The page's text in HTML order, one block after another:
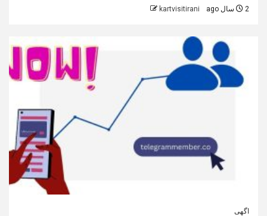
2 سال ago kartvisitirani
اگهی